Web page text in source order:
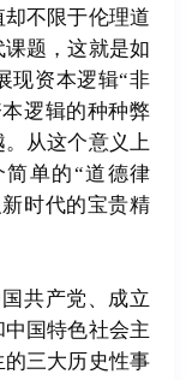
不限于伦理道
题，这就是如
现资本逻辑“非
逻辑的种种弊
从这个意义上
单的“道德律
时代的宝贵精
共产党、成立
国特色社会主
三大历史性事